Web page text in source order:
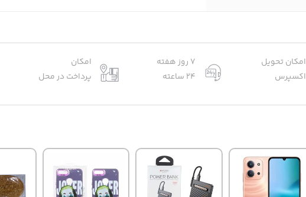
امکان تحویل
اکسپرس
7 روز هفته
24 ساعته
امکان
پرداخت در محل